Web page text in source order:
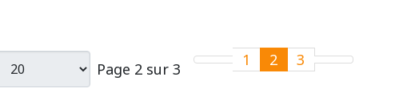
Page 2 sur 3 1 2 3